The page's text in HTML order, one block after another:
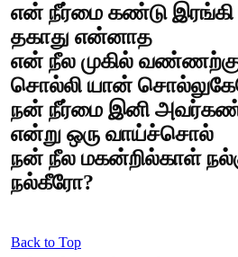
என் நீர்மை கண்டு இரங்கி
தகாது என்னாத
என் நீல முகில்
சொல்லி யான்
நன் நீர்மை இனி அவர்கண்
என்று ஒரு வாய்ச்சொல்
நன் நீல மகன்றில்காள்
நல்கீரோ?
Back to Top